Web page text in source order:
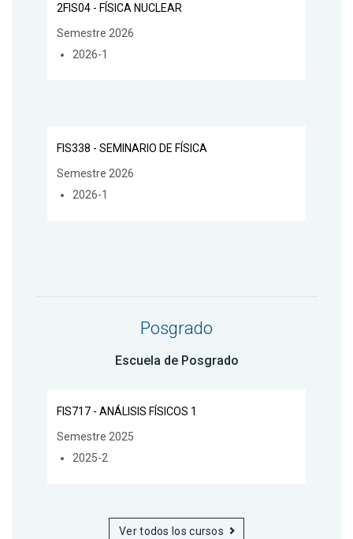
2FIS04 - FÍSICA NUCLEAR
Semestre 2026
2026-1
FIS338 - SEMINARIO DE FÍSICA
Semestre 2026
2026-1
Posgrado
Escuela de Posgrado
FIS717 - ANÁLISIS FÍSICOS 1
Semestre 2025
2025-2
Ver todos los cursos